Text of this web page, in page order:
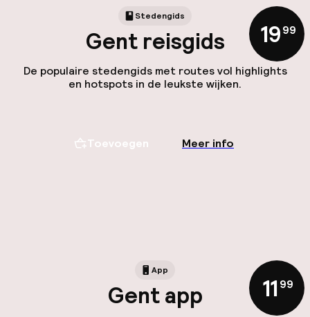
Stedengids
Gent reisgids
De populaire stedengids met routes vol highlights
en hotspots in de leukste wijken.
19,99
Toevoegen Meer info
App
Gent app 11 ,99